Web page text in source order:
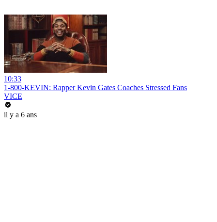
10:33
1-800-KEVIN: Rapper Kevin Gates Coaches Stressed Fans
VICE
il y a 6 ans